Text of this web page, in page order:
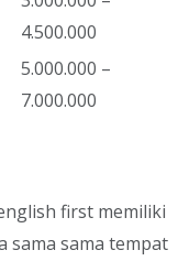
4.500.000
5.000.000 –
7.000.000
first memiliki
sama sama tempat